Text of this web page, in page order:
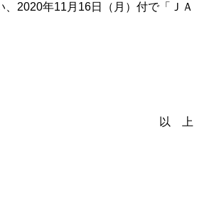
2020年11月16日（月）付で「ＪＡ
以 上